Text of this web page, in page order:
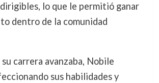
lo que le permitió ganar
dentro de la comunidad
carrera avanzaba, Nobile
sus habilidades y